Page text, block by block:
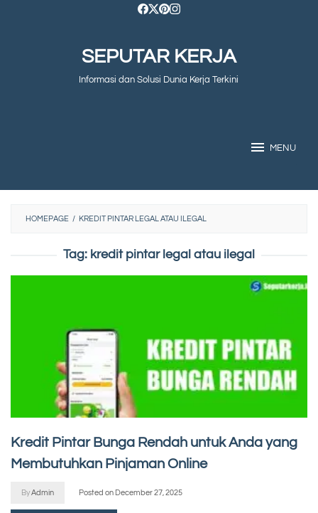
SEPUTAR KERJA
Informasi dan Solusi Dunia Kerja Terkini
MENU
HOMEPAGE / KREDIT PINTAR LEGAL ATAU ILEGAL
Tag: kredit pintar legal atau ilegal
Kredit Pintar Bunga Rendah untuk Anda yang
Membutuhkan Pinjaman Online
ByAdmin Posted on December 27, 2025